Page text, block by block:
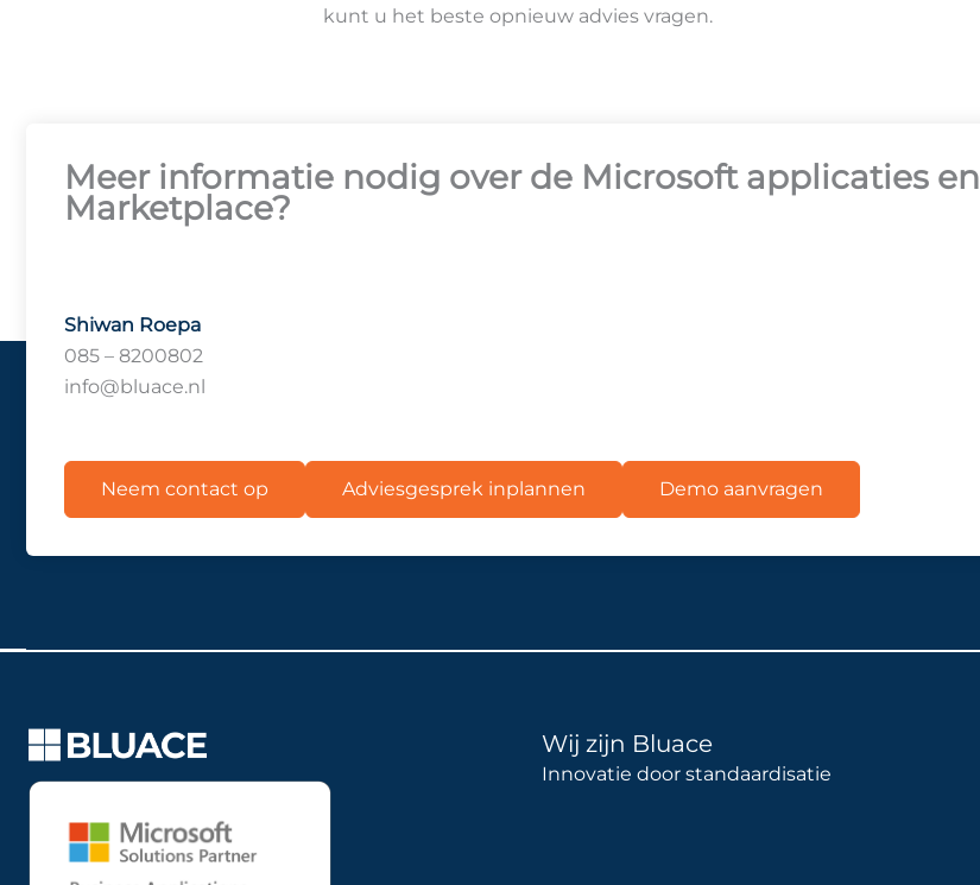
kunt u het beste opnieuw advies vragen.
Meer informatie nodig over de Microsoft applicaties en
Marketplace?
Shiwan Roepa
085 – 8200802
info@bluace.nl
Neem contact op Adviesgesprek inplannen Demo aanvragen
Wij zijn Bluace
Innovatie door standaardisatie